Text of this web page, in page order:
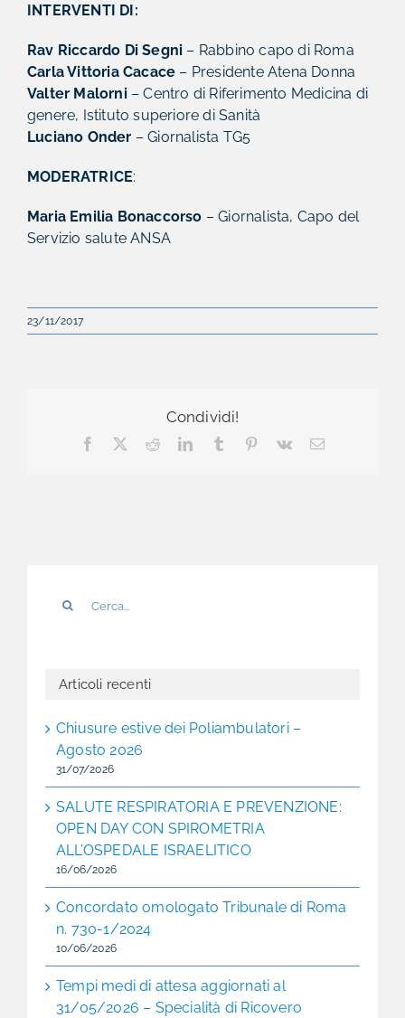
INTERVENTI DI:
Rav Riccardo Di Segni – Rabbino capo di Roma
Carla Vittoria Cacace – Presidente Atena Donna
Valter Malorni– Centro di Riferimento Medicina di
genere, Istituto superiore di Sanità
Luciano Onder – Giornalista TG5
MODERATRICE:
Maria Emilia Bonaccorso – Giornalista, Capo del
Servizio salute ANSA
23/11/2017
Condividi!
Facebook RedditLinkedInTumblr Pinterest
Vk Email
per:
Articoli recenti
Chiusure estive dei Poliambulatori –
Agosto 2026
31/07/2026
SALUTE RESPIRATORIA E PREVENZIONE:
OPEN DAY CON SPIROMETRIA
ALL’OSPEDALE ISRAELITICO
16/06/2026
Concordato omologato Tribunale di Roma
n. 730-1/2024
10/06/2026
Tempi medi di attesa aggiornati al
31/05/2026 – Specialità di Ricovero